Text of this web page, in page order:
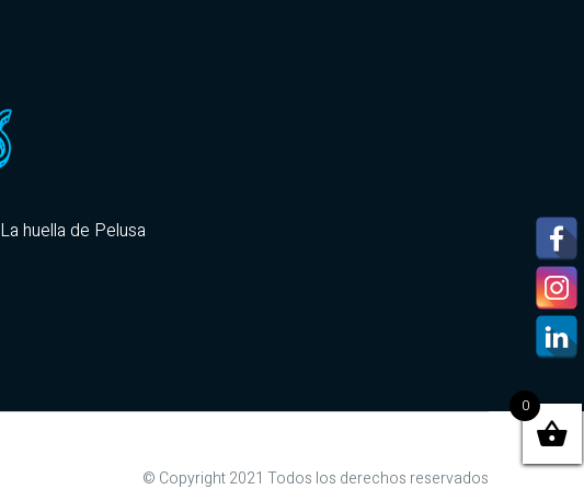
La huella de Pelusa
© Copyright 2021 Todos los derechos reservados
0